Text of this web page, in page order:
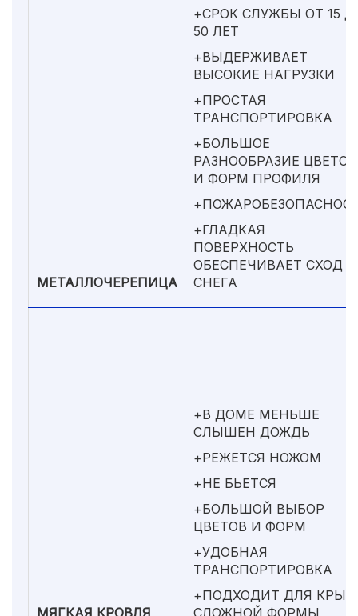
МЕТАЛЛОЧЕРЕПИЦА
+СРОК СЛУЖБЫ ОТ 15
50 ЛЕТ
+ВЫДЕРЖИВАЕТ
ВЫСОКИЕ НАГРУЗКИ
+ПРОСТАЯ
ТРАНСПОРТИРОВКА
+БОЛЬШОЕ
РАЗНООБРАЗИЕ ЦВЕТОВ
И ФОРМ ПРОФИЛЯ
+ГЛАДКАЯ
ПОВЕРХНОСТЬ
ОБЕСПЕЧИВАЕТ СХОД
СНЕГА
МЯГКАЯ КРОВЛЯ
+В ДОМЕ МЕНЬШЕ
СЛЫШЕН ДОЖДЬ
+РЕЖЕТСЯ НОЖОМ
+НЕ БЬЕТСЯ
+БОЛЬШОЙ ВЫБОР
ЦВЕТОВ И ФОРМ
+УДОБНАЯ
ТРАНСПОРТИРОВКА
+ПОДХОДИТ ДЛЯ
СЛОЖНОЙ ФОРМЫ